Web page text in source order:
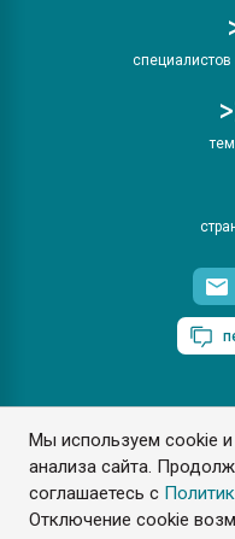
Мы используем cookie
анализа сайта.
соглашаетесь с
Отключение cookie
ПластЭксперт
Разрешается
ссылкой